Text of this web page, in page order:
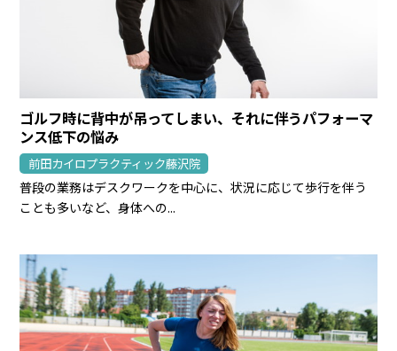
ゴルフ時に背中が吊ってしまい、それに伴うパフォーマ
ンス低下の悩み
前田カイロプラクティック藤沢院
普段の業務はデスクワークを中心に、状況に応じて歩行を伴う
ことも多いなど、身体への...